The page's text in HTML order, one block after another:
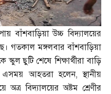
বাঁশবাড়িয়া উচ্চ বিদ্যালয়ের
গতকাল মঙ্গলবার বাঁশবাড়িয়া
ছুটি শেষে শিক্ষার্থীরা বাড়ি
এসময় আহতরা হলেন,স্থানীয়
অত্র বিদ্যালয়ের অষ্টম শ্রেণীর